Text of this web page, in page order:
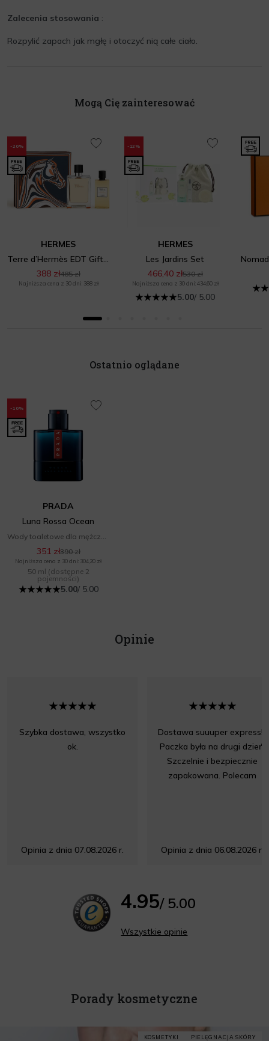
Zalecenia stosowania :
Rozpylić zapach jak mgłę i otoczyć nią całe ciało.
Mogą Cię zainteresować
-20%
HERMES
Terre d’Hermès EDT Gift Set
388 zł485 zł
Najniższa cena z 30 dni: 388 zł
-12%
HERMES
Les Jardins Set
466,40 zł530 zł
Najniższa cena z 30 dni: 434,60 zł
5.00/ 5.00
Ostatnio oglądane
-10%
PRADA
Luna Rossa Ocean
351 zł390 zł
Najniższa cena z 30 dni: 304,20 zł
50 ml (dostępne 2
pojemności)
5.00/ 5.00
Opinie
Szybka dostawa, wszystko
ok.
Opinia z dnia 07.08.2026 r.
Dostawa suuuper express!!!
Paczka była na drugi dzień.
Szczelnie i bezpiecznie
zapakowana. Polecam
Opinia z dnia 06.08.2026 r.
4.95/ 5.00
Wszystkie opinie
Porady kosmetyczne
KOSMETYKI PIELĘGNACJA SKÓRY